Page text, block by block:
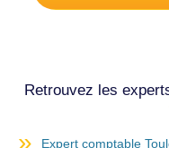
Retrouvez les
Expert comptable